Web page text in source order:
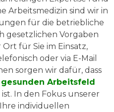
Arbeitsmedizin sind wir in
für die betriebliche
gesetzlichen Vorgaben
für Sie im Einsatz,
oder via E-Mail
sorgen wir dafür, dass
gesunden Arbeitsfeld
In den Fokus unserer
individuellen